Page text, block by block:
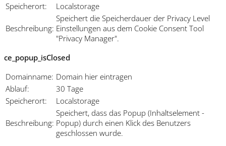
Speicherort:
Localstorage
Beschreibung:
Speichert die Speicherdauer der Privacy Level
Einstellungen aus dem Cookie Consent Tool
"Privacy Manager".
ce_popup_isClosed
Domainname: Domain hier eintragen
Ablauf:
30 Tage
Speicherort:
Localstorage
Beschreibung:
Speichert, dass das Popup (Inhaltselement -
Popup) durch einen Klick des Benutzers
geschlossen wurde.